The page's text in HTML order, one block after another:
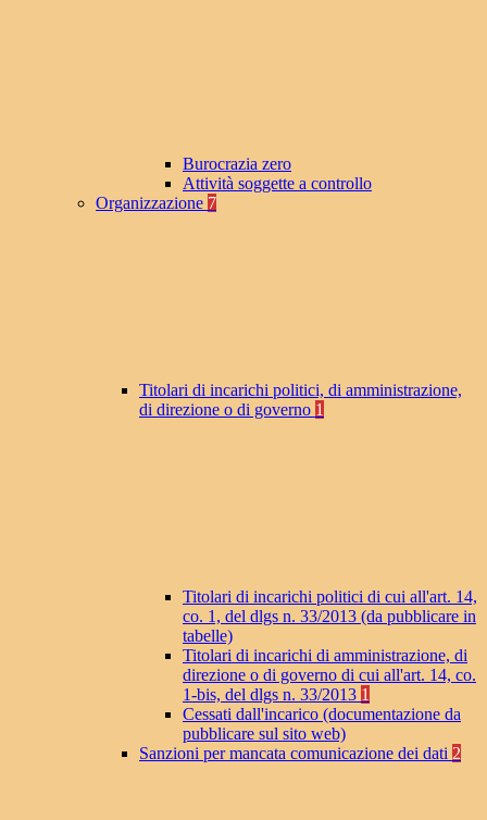
Burocrazia zero
Attività soggette a controllo
Organizzazione 7
Titolari di incarichi politici, di amministrazione,
di direzione o di governo 1
Titolari di incarichi politici di cui all'art. 14,
co. 1, del dlgs n. 33/2013 (da pubblicare in
tabelle)
Titolari di incarichi di amministrazione, di
direzione o di governo di cui all'art. 14, co.
1-bis, del dlgs n. 33/2013 1
Cessati dall'incarico (documentazione da
pubblicare sul sito web)
Sanzioni per mancata comunicazione dei dati 2